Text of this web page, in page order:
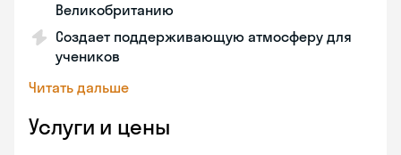
Великобританию
Создает поддерживающую атмосферу для
учеников
Читать дальше
Услуги и цены